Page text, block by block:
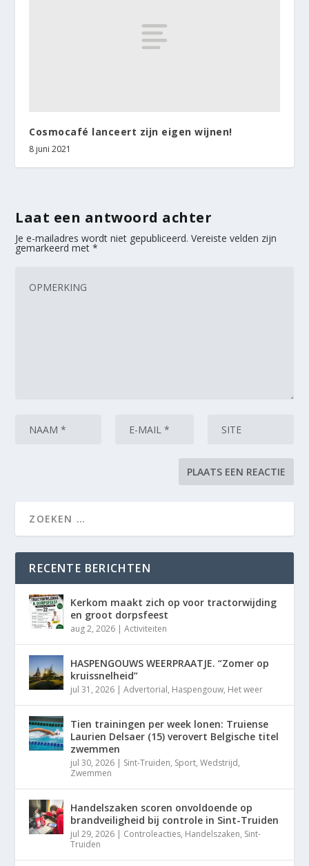
Cosmocafé lanceert zijn eigen wijnen!
8 juni 2021
Laat een antwoord achter
Je e-mailadres wordt niet gepubliceerd. Vereiste velden zijn
gemarkeerd met*
RECENTE BERICHTEN
Kerkom maakt zich op voor tractorwijding
en groot dorpsfeest
aug 2, 2026 |Activiteiten
HASPENGOUWS WEERPRAATJE. “Zomer op
kruissnelheid”
jul 31, 2026 |Advertorial, Haspengouw, Het weer
Tien trainingen per week lonen: Truiense
Laurien Delsaer (15) verovert Belgische titel
zwemmen
jul 30, 2026 | Sint-Truiden, Sport,Wedstrijd,
Zwemmen
Handelszaken scoren onvoldoende op
brandveiligheid bij controle in Sint-Truiden
jul 29, 2026 | Controleacties, Handelszaken, Sint-
Truiden